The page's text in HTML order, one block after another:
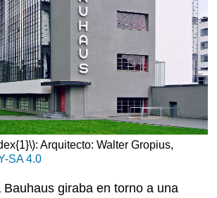
: Arquitecto: Walter Gropius,
SA 4.0
giraba en torno a una